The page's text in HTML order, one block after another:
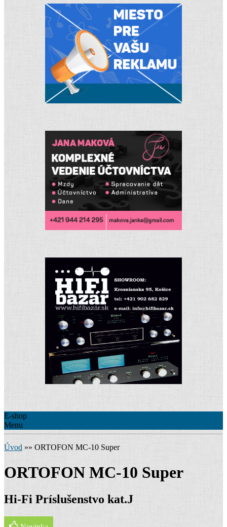
E-shop
Menu
Úvod »» ORTOFON MC-10 Super
ORTOFON MC-10 Super
Hi-Fi Príslušenstvo kat.J